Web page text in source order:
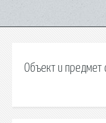
Объект и предмет